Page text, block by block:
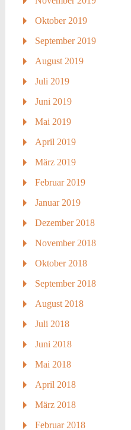
Oktober 2019
September 2019
August 2019
Juli 2019
Juni 2019
Mai 2019
April 2019
März 2019
Februar 2019
Januar 2019
Dezember 2018
November 2018
Oktober 2018
September 2018
August 2018
Juli 2018
Juni 2018
Mai 2018
April 2018
März 2018
Februar 2018